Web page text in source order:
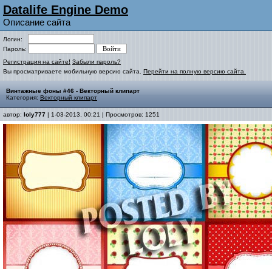
Datalife Engine Demo
Описание сайта
Логин:
Пароль:
Регистрация на сайте! Забыли пароль?
Вы просматриваете мобильную версию сайта. Перейти на полную версию сайта.
Винтажные фоны #46 - Векторный клипарт
Категория: Векторный клипарт
автор: loly777 | 1-03-2013, 00:21 | Просмотров: 1251